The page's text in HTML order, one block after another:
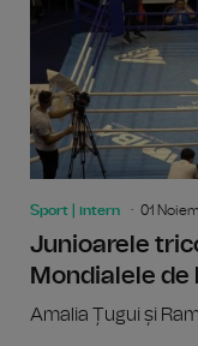
Sport | intern 01
Junioarele
Mondialele de
Amalia Țugui și